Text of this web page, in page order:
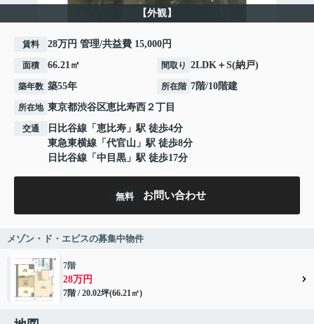
【外観】
賃料 28万円 管理/共益費 15,000円
面積 66.21㎡ 間取り 2LDK＋S(納戸)
築年数 築55年 所在階 7階/10階建
所在地 東京都渋谷区恵比寿西 ２丁目
交通 日比谷線 「 恵比寿 」駅 徒歩4分
東急東横線 「 代官山 」駅 徒歩8分
日比谷線 「 中目黒 」駅 徒歩17分
無料 お問い合わせ
メゾン・ド・エビスの募集中物件
7階
28万円
7階 / 20.02坪(66.21㎡)